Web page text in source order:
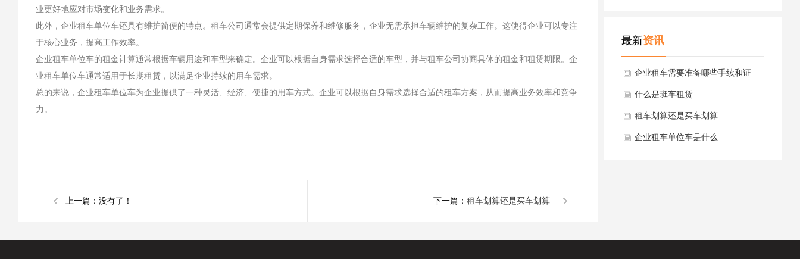
业更好地应对市场变化和业务需求。
此外，企业租车单位车还具有维护简便的特点。租车公司通常会提供定期保养和维修服务，企业无需承担车辆维护的复杂工作。这使得企业可以专注
于核心业务，提高工作效率。
企业租车单位车的租金计算通常根据车辆用途和车型来确定。企业可以根据自身需求选择合适的车型，并与租车公司协商具体的租金和租赁期限。企
业租车单位车通常适用于长期租赁，以满足企业持续的用车需求。
总的来说，企业租车单位车为企业提供了一种灵活、经济、便捷的用车方式。企业可以根据自身需求选择合适的租车方案，从而提高业务效率和竞争
力。
上一篇：没有了！ 下一篇： 租车划算还是买车划算
最新资讯
企业租车需要准备哪些手续和证
件？
什么是班车租赁
租车划算还是买车划算
企业租车单位车是什么